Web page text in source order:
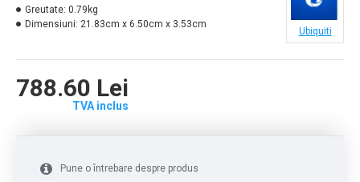
788.60 Lei
TVA inclus
Greutate: 0.79kg
Dimensiuni: 21.83cm x 6.50cm x 3.53cm
Ubiquiti
Pune o întrebare despre produs